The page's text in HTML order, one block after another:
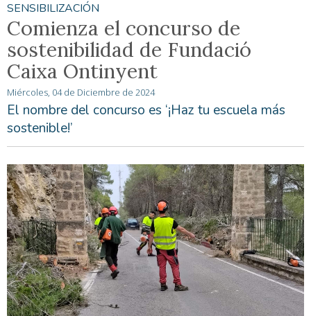
SENSIBILIZACIÓN
Comienza el concurso de
sostenibilidad de Fundació
Caixa Ontinyent
Miércoles, 04 de Diciembre de 2024
El nombre del concurso es ‘¡Haz tu escuela más
sostenible!’